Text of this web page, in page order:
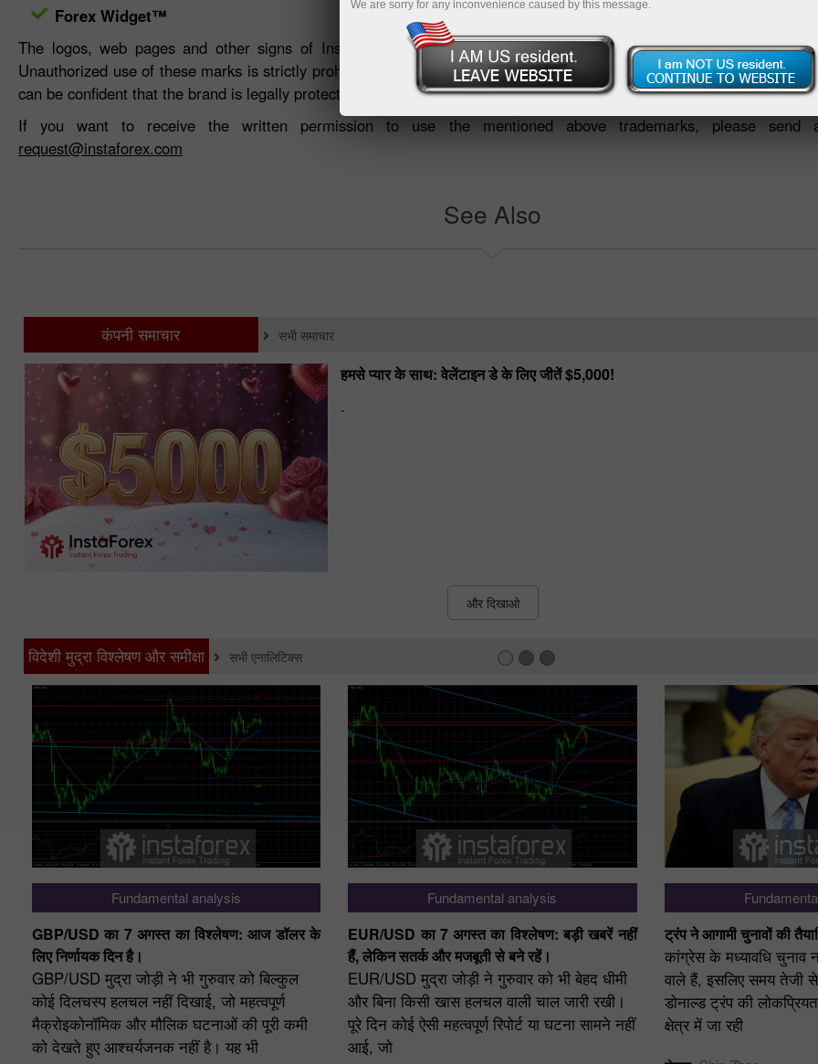
Forex Widget™
The logos, web pages and other signs of InstaFintech Group are protected by the trademark, copyright and
Unauthorized use of these marks is strictly prohibited. We are convinced that it contributes to developing the
can be confident that the brand is legally protected.
If you want to receive the written permission to use the mentioned above trademarks, please send
request@instaforex.com
See Also
कंपनी समाचार सभी समाचार
हमसे प्यार के साथ: वेलेंटाइन डे के लिए जीतें $5,000!
.
और दिखाओ
विदेशी मुद्रा विश्लेषण और समीक्षा सभी एनालिटिक्स
Fundamental analysis
GBP/USD का 7 अगस्त का विश्लेषण: आज डॉलर के
लिए निर्णायक दिन है।
GBP/USD मुद्रा जोड़ी ने भी गुरुवार को बिल्कुल
कोई दिलचस्प हलचल नहीं दिखाई, जो महत्वपूर्ण
मैक्रोइकोनॉमिक और मौलिक घटनाओं की पूरी कमी
को देखते हुए आश्चर्यजनक नहीं है। यह भी
Fundamental analysis
EUR/USD का 7 अगस्त का विश्लेषण: बड़ी खबरें नहीं
हैं, लेकिन सतर्क और मजबूती से बने रहें।
EUR/USD मुद्रा जोड़ी ने गुरुवार को भी बेहद धीमी
और बिना किसी खास हलचल वाली चाल जारी रखी।
पूरे दिन कोई ऐसी महत्वपूर्ण रिपोर्ट या घटना सामने नहीं
आई, जो
ट्रंप ने आगामी चुनावों की
कांग्रेस के मध्यावधि
वाले हैं, इसलिए समय तेजी से
डोनाल्ड ट्रंप की
क्षेत्र में जा रही
इंस्टा फोरेक्स क्लब बोनस
We are sorry for any inconvenience caused by this message.